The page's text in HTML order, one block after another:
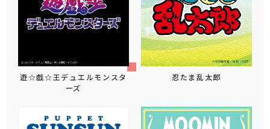
遊☆戯☆王デュエルモンスタ
ーズ
忍たま乱太郎